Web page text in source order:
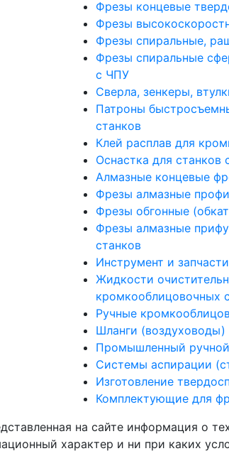
Фрезы концевые
Фрезы
Фрезы спиральные,
Фрезы спиральные
с ЧПУ
Сверла, зенкеры,
Патроны
станков
Клей расплав для
Оснастка для станков
Алмазные концевые
Фрезы алмазные
Фрезы обгонные
Фрезы алмазные
станков
Инструмент и
Жидкости
кромкооблицовочных
Ручные
Шланги
Промышленный ручной
Системы аспирации
Изготовление
Комплектующие для
на сайте информация о
характер и ни при каких